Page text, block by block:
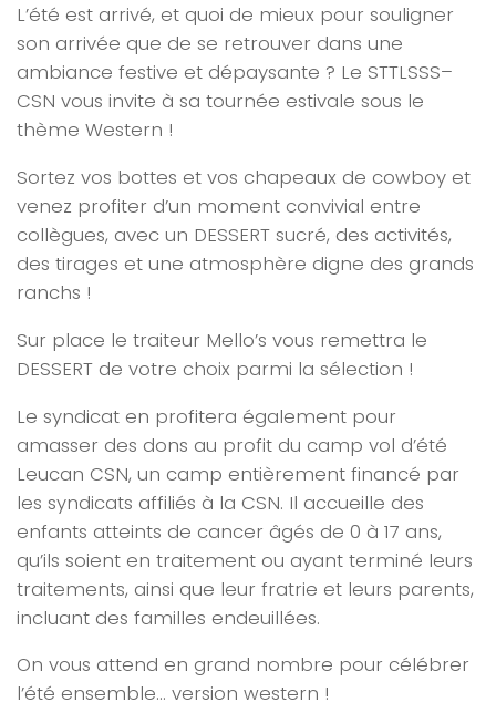
L’été est arrivé, et quoi de mieux pour souligner
son arrivée que de se retrouver dans une
ambiance festive et dépaysante ? Le STTLSSS–
CSN vous invite à sa tournée estivale sous le
thème Western !
Sortez vos bottes et vos chapeaux de cowboy et
venez profiter d’un moment convivial entre
collègues, avec un DESSERT sucré, des activités,
des tirages et une atmosphère digne des grands
ranchs !
Sur place le traiteur Mello’s vous remettra le
DESSERT de votre choix parmi la sélection !
Le syndicat en profitera également pour
amasser des dons au profit du camp vol d’été
Leucan CSN, un camp entièrement financé par
les syndicats affiliés à la CSN. Il accueille des
enfants atteints de cancer âgés de 0 à 17 ans,
qu’ils soient en traitement ou ayant terminé leurs
traitements, ainsi que leur fratrie et leurs parents,
incluant des familles endeuillées.
On vous attend en grand nombre pour célébrer
l’été ensemble… version western !